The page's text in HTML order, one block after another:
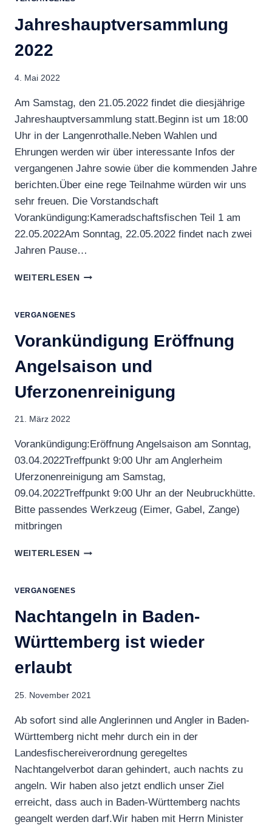
Jahreshauptversammlung
2022
4. Mai 2022
Am Samstag, den 21.05.2022 findet die diesjährige
Jahreshauptversammlung statt.Beginn ist um 18:00
Uhr in der Langenrothalle.Neben Wahlen und
Ehrungen werden wir über interessante Infos der
vergangenen Jahre sowie über die kommenden Jahre
berichten.Über eine rege Teilnahme würden wir uns
sehr freuen. Die Vorstandschaft
Vorankündigung:Kameradschaftsfischen Teil 1 am
22.05.2022Am Sonntag, 22.05.2022 findet nach zwei
Jahren Pause…
WEITERLESENJAHRESHAUPTVERSAMMLUNG
VERGANGENES
Vorankündigung Eröffnung
Angelsaison und
Uferzonenreinigung
21. März 2022
Vorankündigung:Eröffnung Angelsaison am Sonntag,
03.04.2022Treffpunkt 9:00 Uhr am Anglerheim
Uferzonenreinigung am Samstag,
09.04.2022Treffpunkt 9:00 Uhr an der Neubruckhütte.
Bitte passendes Werkzeug (Eimer, Gabel, Zange)
mitbringen
WEITERLESENVORANKÜNDIGUNG
VERGANGENES
Nachtangeln in Baden-
Württemberg ist wieder
erlaubt
25. November 2021
Ab sofort sind alle Anglerinnen und Angler in Baden-
Württemberg nicht mehr durch ein in der
Landesfischereiverordnung geregeltes
Nachtangelverbot daran gehindert, auch nachts zu
angeln. Wir haben also jetzt endlich unser Ziel
erreicht, dass auch in Baden-Württemberg nachts
geangelt werden darf.Wir haben mit Herrn Minister